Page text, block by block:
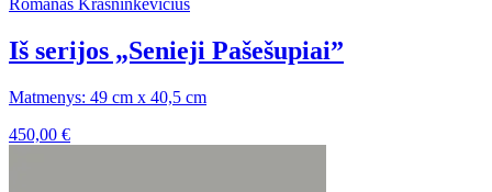
Romanas Krasninkevičius
Iš serijos „Senieji Pašešupiai”
Matmenys: 49 cm x 40,5 cm
450,00 €